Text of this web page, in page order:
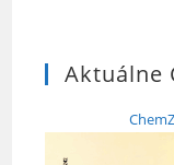
Aktuálne